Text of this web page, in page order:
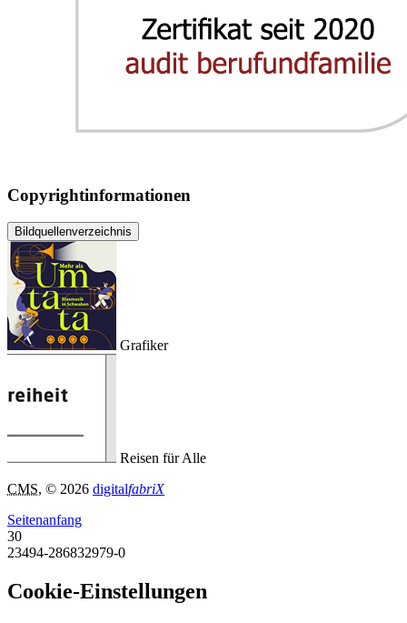
Copyrightinformationen
Bildquellenverzeichnis
Grafiker
Reisen für Alle
CMS, © 2026 digitalfabriX
Seitenanfang
30
23494-286832979-0
Cookie-Einstellungen